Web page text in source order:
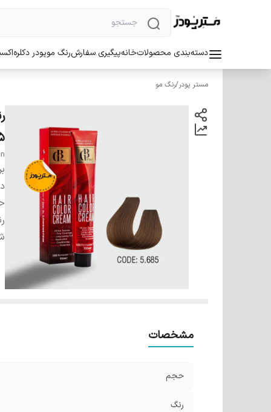
دسته‌بندی محصولاتخانهپیگیری سفارشرنگ موپودر دکلره
مستر پودر/رنگ مو
مشخصات
حجم
رنگ